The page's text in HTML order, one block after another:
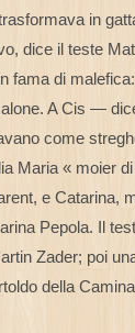
in
dice il teste
fama di
A Cis —
come
Maria « moier
e Catarina,
Pepola. Il
Zader; poi
della